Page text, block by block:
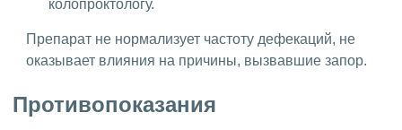
колопроктологу.
Препарат не нормализует частоту дефекаций, не
оказывает влияния на причины, вызвавшие запор.
Противопоказания